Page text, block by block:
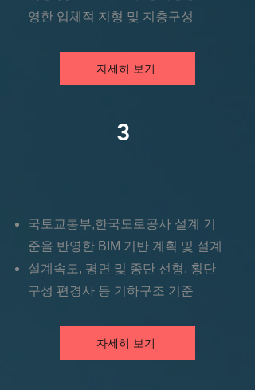
영한 입체적 지형 및 지층구성
자세히 보기
3
국토교통부,한국도로공사 설계 기
준을 반영한 BIM 기반 계획 및 설계
​설계속도, 평면 및 종단 선형, 횡단
구성 편경사 등 기하구조 기준
자세히 보기